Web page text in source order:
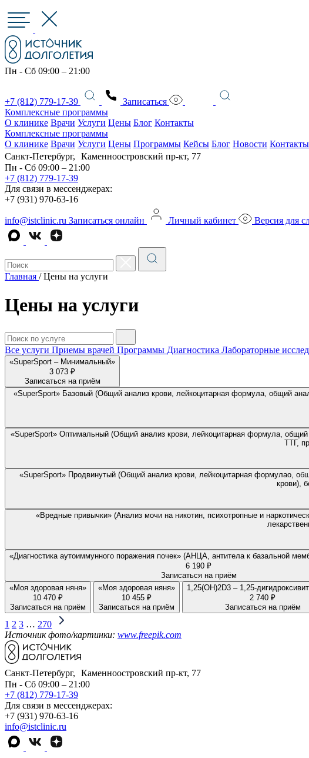
Пн - Сб 09:00 – 21:00
+7 (812) 779-17-39
Записаться
Комплексные программы
О клинике Врачи Услуги Цены Блог Контакты
Комплексные программы
О клинике Врачи Услуги Цены Программы Кейсы Блог Новости Контакты
Санкт-Петербург, Каменноостровский пр-кт, 77
Пн - Сб 09:00 – 21:00
+7 (812) 779-17-39
Для связи в мессенджерах:
+7 (931) 970-63-16
info@istclinic.ru Записаться онлайн Личный кабинет Версия для
Главная / Цены на услуги
Цены на услуги
Все услуги Приемы врачей Программы Диагностика Лабораторные
«SuperSport – Минимальный»
3 073 ₽
Записаться на приём
«SuperSport» Базовый (Общий анализ крови, лейкоцитарная формула, общий
«SuperSport» Оптимальный (Общий анализ крови, лейкоцитарная формула,
ТТГ,
«SuperSport» Продвинутый (Общий анализ крови, лейкоцитарная формулао,
крови),
«Вредные привычки» (Анализ мочи на никотин, психотропные и
«Диагностика аутоиммунного поражения почек» (АНЦА, антитела к базальной
6 190 ₽
Записаться на приём
«Моя здоровая няня»
10 470 ₽
Записаться на приём
«Моя здоровая няня»
10 455 ₽
Записаться на приём
1,25(OH)2D3 – 1,25-
2 740 ₽
Записаться на приём
1 2 3 … 270
Источник фото/картинки: www.freepik.com
Санкт-Петербург, Каменноостровский пр-кт, 77
Пн - Сб 09:00 – 21:00
+7 (812) 779-17-39
Для связи в мессенджерах:
+7 (931) 970-63-16
info@istclinic.ru